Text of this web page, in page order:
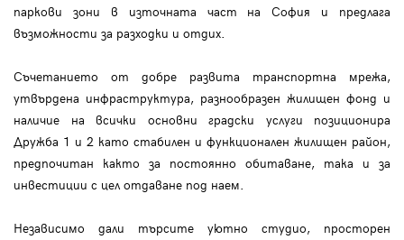
паркови зони в източната част на София и предлага
възможности за разходки и отдих.
Съчетанието от добре развита транспортна мрежа,
утвърдена инфраструктура, разнообразен жилищен фонд и
наличие на всички основни градски услуги позиционира
Дружба 1 и 2 като стабилен и функционален жилищен район,
предпочитан както за постоянно обитаване, така и за
инвестиции с цел отдаване под наем.
Независимо дали търсите уютно студио, просторен